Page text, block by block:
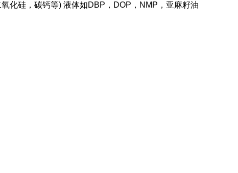
硅，碳钙等) 液体如DBP，DOP，NMP，亚麻籽油